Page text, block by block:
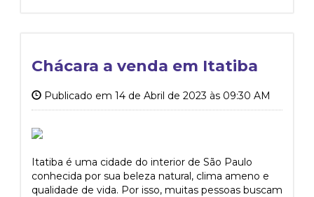
Chácara a venda em Itatiba
Publicado em 14 de Abril de 2023 às 09:30 AM
Itatiba é uma cidade do interior de São Paulo
conhecida por sua beleza natural, clima ameno e
qualidade de vida. Por isso, muitas pessoas buscam